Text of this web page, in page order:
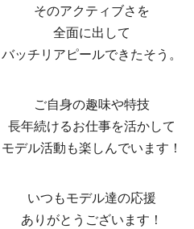
そのアクティブさを
全面に出して
バッチリアピールできたそう。
ご自身の趣味や特技
長年続けるお仕事を活かして
モデル活動も楽しんでいます！
いつもモデル達の応援
ありがとうございます！